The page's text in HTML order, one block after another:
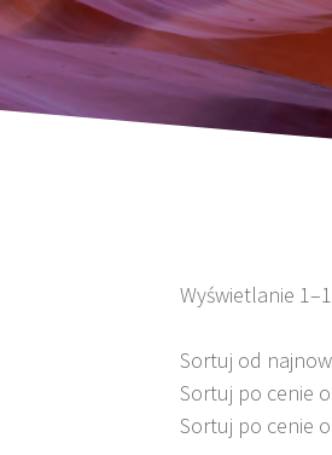
Wyświetlanie
Sortuj od
Sortuj po cenie
Sortuj po cenie